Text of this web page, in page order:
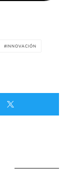
INNOVACIÓN